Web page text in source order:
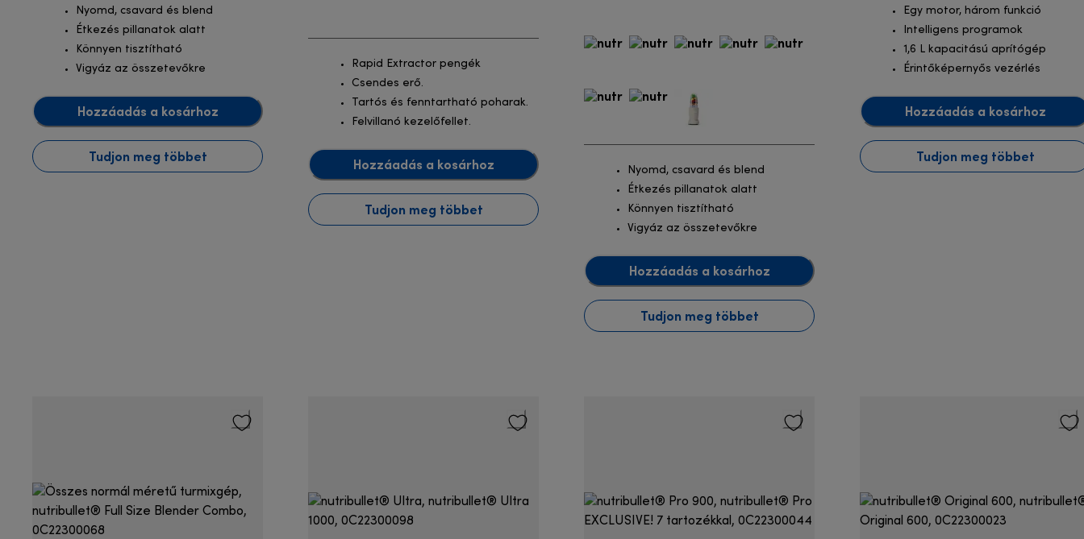
Nyomd, csavard és blend
Étkezés pillanatok alatt
Könnyen tisztítható
Vigyáz az összetevőkre
Hozzáadás a kosárhoz
Tudjon meg többet
Rapid Extractor pengék
Csendes erő.
Tartós és fenntartható poharak.
Felvillanó kezelőfellet.
Hozzáadás a kosárhoz
Tudjon meg többet
Nyomd, csavard és blend
Étkezés pillanatok alatt
Könnyen tisztítható
Vigyáz az összetevőkre
Hozzáadás a kosárhoz
Tudjon meg többet
Egy motor, három funkció
Intelligens programok
1,6 L kapacitású aprítógép
Érintőképernyős vezérlés
Hozzáadás a kosárhoz
Tudjon meg többet